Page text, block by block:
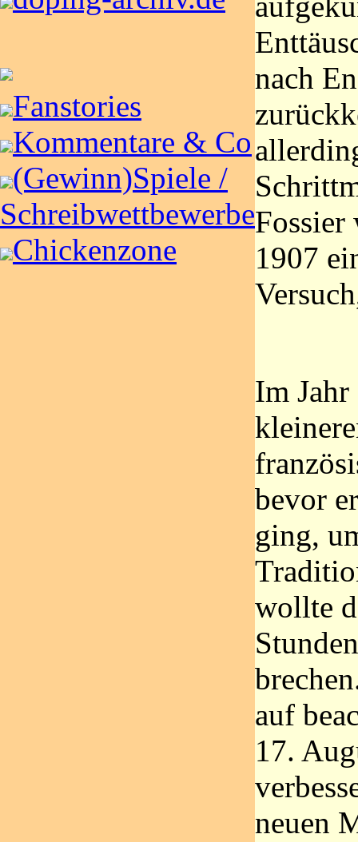
Fanstories
Kommentare & Co
(Gewinn)Spiele /
Schreibwettbewerbe
Chickenzone
nach
Fossier
1907
Im Jahr
bevor
ging,
wollte
auf
17.
neuen